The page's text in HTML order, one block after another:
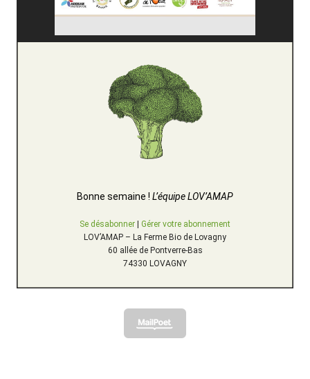
Bonne semaine ! L’équipe LOV’AMAP
Se désabonner | Gérer votre abonnement
LOV’AMAP – La Ferme Bio de Lovagny
60 allée de Pontverre-Bas
74330 LOVAGNY